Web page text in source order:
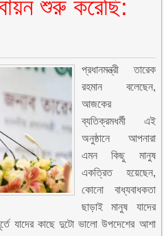
শুরু করেছি:
প্রধানমন্ত্রী তারেক
রহমান বলেছেন,
আজকের
ব্যতিক্রমধর্মী এই
অনুষ্ঠানে আপনারা
এমন কিছু মানুষ
একত্রিত হয়েছেন,
কোনো বাধ্যবাধকতা
ছাড়াই মানুষ যাদের
যাদের কাছে দুটো ভালো উপদেশের আশা